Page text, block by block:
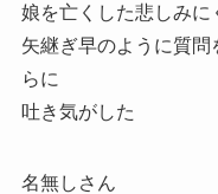
娘を亡くした悲しみに
矢継ぎ早のように質
らに
吐き気がした
名無しさん